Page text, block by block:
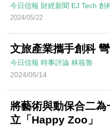
今日信報 財經新聞 EJ Tech 創
2024/05/22
文旅產業攜手創科
今日信報 時事評論 林筱魯
2024/05/14
將藝術與動保合二為
立「Happy Zoo」